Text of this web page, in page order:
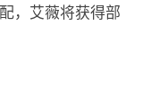
，艾薇将获得部